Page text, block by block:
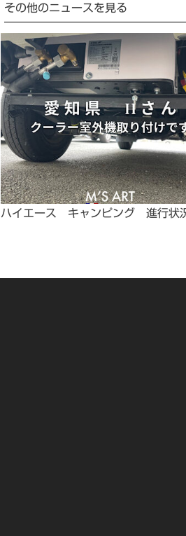
その他のニュースを見る
ハイエース キャンピング 進行状